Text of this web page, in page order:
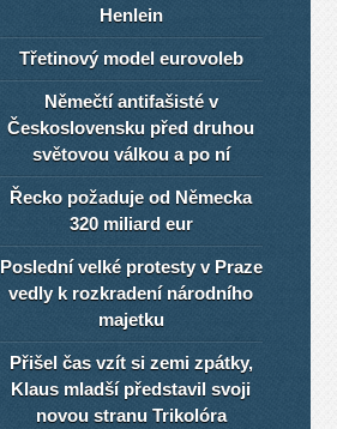
Henlein
Třetinový model eurovoleb
Němečtí antifašisté v
Československu před druhou
světovou válkou a po ní
Řecko požaduje od Německa
320 miliard eur
Poslední velké protesty v Praze
vedly k rozkradení národního
majetku
Přišel čas vzít si zemi zpátky,
Klaus mladší představil svoji
novou stranu Trikolóra